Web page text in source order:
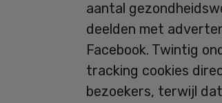
aantal
deelden met
Facebook. Twintig
tracking cookies
bezoekers, terwijl